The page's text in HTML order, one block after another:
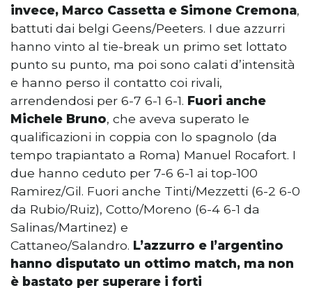
invece, Marco Cassetta e Simone Cremona,
battuti dai belgi Geens/Peeters. I due azzurri
hanno vinto al tie-break un primo set lottato
punto su punto, ma poi sono calati d’intensità
e hanno perso il contatto coi rivali,
arrendendosi per 6-7 6-1 6-1. Fuori anche
Michele Bruno, che aveva superato le
qualificazioni in coppia con lo spagnolo (da
tempo trapiantato a Roma) Manuel Rocafort. I
due hanno ceduto per 7-6 6-1 ai top-100
Ramirez/Gil. Fuori anche Tinti/Mezzetti (6-2 6-0
da Rubio/Ruiz), Cotto/Moreno (6-4 6-1 da
Salinas/Martinez) e
Cattaneo/Salandro. L’azzurro e l’argentino
hanno disputato un ottimo match, ma non
è bastato per superare i forti